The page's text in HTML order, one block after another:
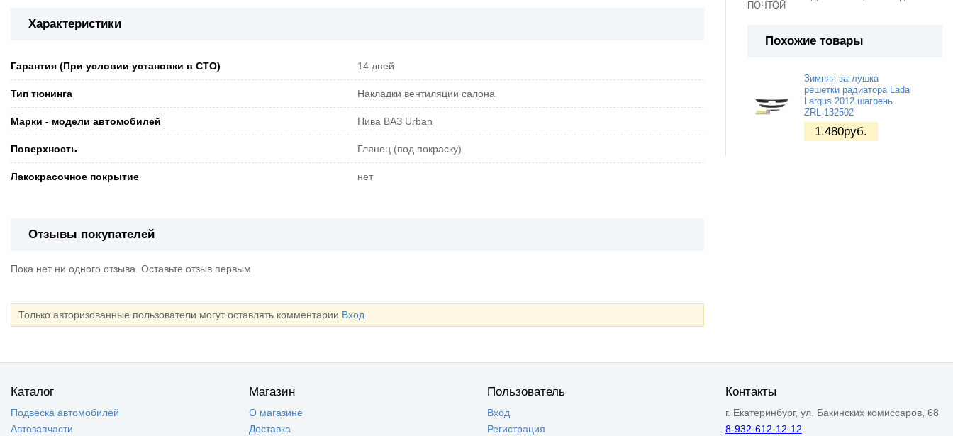
Характеристики
Гарантия (При условии установки в СТО) 14 дней
Тип тюнинга Накладки вентиляции салона
Марки - модели автомобилей Нива ВАЗ Urban
Поверхность Глянец (под покраску)
Лакокрасочное покрытие нет
Отзывы покупателей
Пока нет ни одного отзыва. Оставьте отзыв первым
Только авторизованные пользователи могут оставлять комментарии Вход
ПОЧТОЙ
Похожие товары
Зимняя заглушка
решетки радиатора Lada
Largus 2012 шагрень
ZRL-132502
1.480руб.
Каталог
Подвеска автомобилей
Автозапчасти
Магазин
О магазине
Доставка
Пользователь
Вход
Регистрация
Контакты
г. Екатеринбург, ул. Бакинских комиссаров, 68
8-932-612-12-12